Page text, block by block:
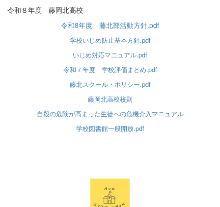
令和８年度 藤岡北高校
令和8年度 藤北部活動方針.pdf
学校いじめ防止基本方針.pdf
いじめ対応マニュアル.pdf
令和７年度 学校評価まとめ.pdf
藤北スクール・ポリシー.pdf
藤岡北高校校則
自殺の危険が高まった生徒への危機介入マニュアル
学校図書館一般開放.pdf